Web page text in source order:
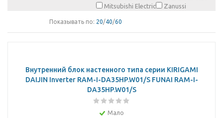
Mitsubishi Electric
Zanussi
Показывать по: 20/40/60
Внутренний блок настенного типа серии KIRIGAMI
DAIJIN Inverter RAM-I-DA35HP.W01/S FUNAI RAM-I-
DA35HP.W01/S
Мало